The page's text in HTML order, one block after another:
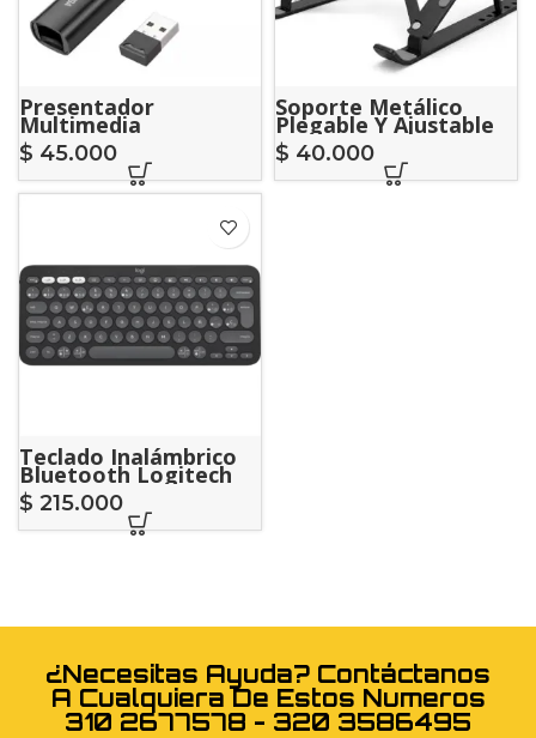
Presentador
Multimedia
Inalámbrico Kakusiga
(Modelo AF-4244
$ 45.000
Soporte Metálico
Plegable Y Ajustable
Para Computador
Portátil
$ 40.000
Teclado Inalámbrico
Bluetooth Logitech
Pebble Keys 2 K380S
$ 215.000
¿Necesitas Ayuda? Contáctanos
A Cualquiera De Estos Numeros
310 2677578 - 320 3586495